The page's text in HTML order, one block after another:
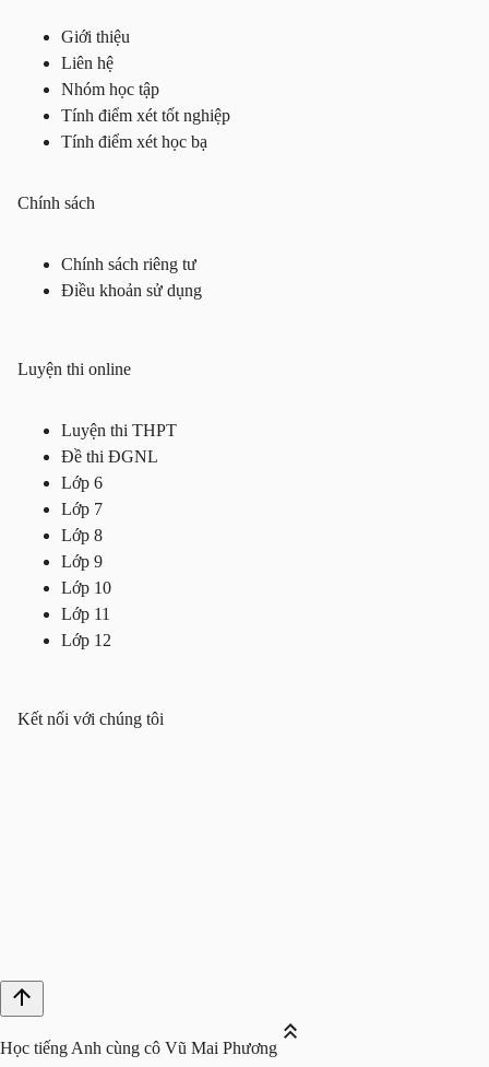
Giới thiệu
Liên hệ
Nhóm học tập
Tính điểm xét tốt nghiệp
Tính điểm xét học bạ
Chính sách
Chính sách riêng tư
Điều khoản sử dụng
Luyện thi online
Luyện thi THPT
Đề thi ĐGNL
Lớp 6
Lớp 7
Lớp 8
Lớp 9
Lớp 10
Lớp 11
Lớp 12
Kết nối với chúng tôi
Học tiếng Anh cùng cô Vũ Mai Phương